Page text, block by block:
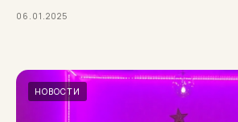
06.01.2025
НОВОСТИ